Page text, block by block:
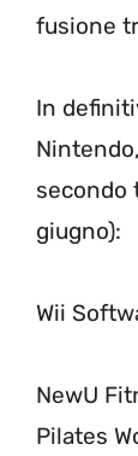
fusione
In
secondo
giugno):
Wii
NewU
Pilates